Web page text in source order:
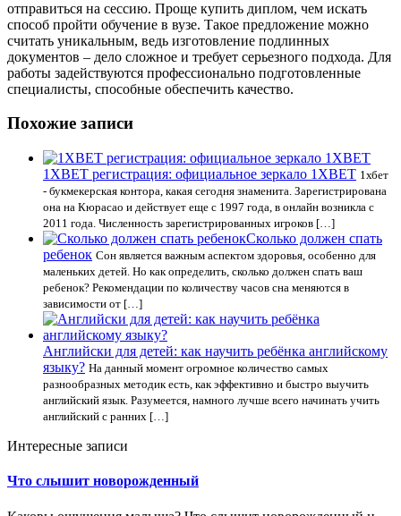
отправиться на сессию. Проще купить диплом, чем искать
способ пройти обучение в вузе. Такое предложение можно
считать уникальным, ведь изготовление подлинных
документов – дело сложное и требует серьезного подхода. Для
работы задействуются профессионально подготовленные
специалисты, способные обеспечить качество.
Похожие записи
1XBET регистрация: официальное зеркало 1XBET 1хбет
- букмекерская контора, какая сегодня знаменита. Зарегистрирована
она на Кюрасао и действует еще с 1997 года, в онлайн возникла с
2011 года. Численность зарегистрированных игроков […]
Сколько должен спать
ребенок Сон является важным аспектом здоровья, особенно для
маленьких детей. Но как определить, сколько должен спать ваш
ребенок? Рекомендации по количеству часов сна меняются в
зависимости от […]
Английски для детей: как научить ребёнка английскому
языку? На данный момент огромное количество самых
разнообразных методик есть, как эффективно и быстро выучить
английский язык. Разумеется, намного лучше всего начинать учить
английский с ранних […]
Интересные записи
Что слышит новорожденный